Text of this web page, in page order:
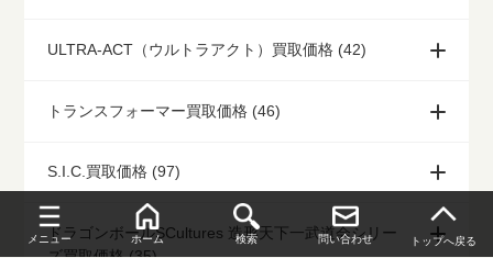
ULTRA-ACT（ウルトラアクト）買取価格 (42)
トランスフォーマー買取価格 (46)
S.I.C.買取価格 (97)
ドラゴンボールSCultures 造形天下一武道会シリー
メニュー ホーム 検索 問い合わせ トップへ戻る